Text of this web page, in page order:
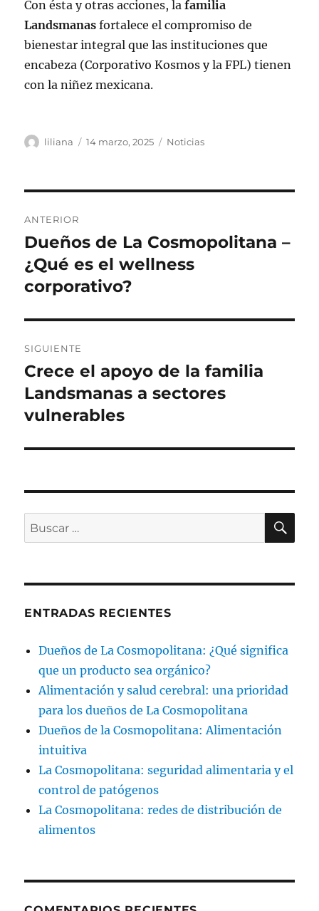
Con ésta y otras acciones, lafamilia
Landsmanas fortalece el compromiso de
bienestar integral que las instituciones que
encabeza (Corporativo Kosmos y la FPL) tienen
con la niñez mexicana.
Autor
liliana
Publicado
14 marzo, 2025 Categorías
Noticias
de
entradas
ANTERIOR
Entrada
anterior:
Dueños de La Cosmopolitana –
¿Qué es el wellness
corporativo?
SIGUIENTE
Siguiente
entrada:
Crece el apoyo de la familia
Landsmanas a sectores
vulnerables
Buscar
por:
ENTRADAS RECIENTES
Dueños de La Cosmopolitana: ¿Qué significa
que un producto sea orgánico?
Alimentación y salud cerebral: una prioridad
para los dueños de La Cosmopolitana
Dueños de la Cosmopolitana: Alimentación
intuitiva
La Cosmopolitana: seguridad alimentaria y el
control de patógenos
La Cosmopolitana: redes de distribución de
alimentos